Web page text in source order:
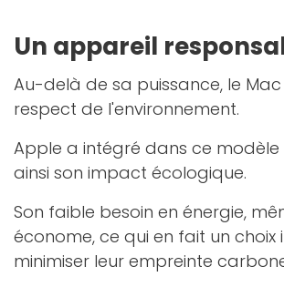
Un appareil
Au-delà de sa puissance, le
respect de l'environnement.
Apple a intégré dans ce
ainsi son impact écologique.
Son faible besoin en énergie,
économe, ce qui en fait un
minimiser leur empreinte